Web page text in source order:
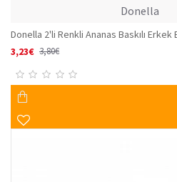
Donella
Donella 2'li Renkli Ananas Baskılı Erkek
3,23€ 3,80€